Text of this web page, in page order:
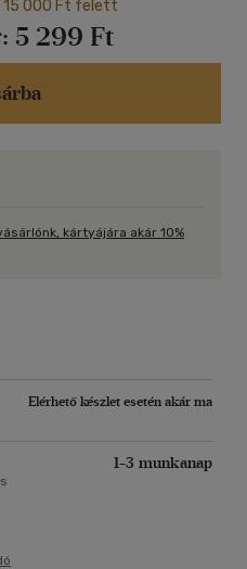
szereplő a nagyívű
gyengeségeik és
mint a boldogság utáni
keresztezik egymást, míg
intenzív mozaik,
15 000 Ft felett
5 299 Ft
kártyájára akár 10%
Elérhető készlet esetén akár ma
1-3 munkanap